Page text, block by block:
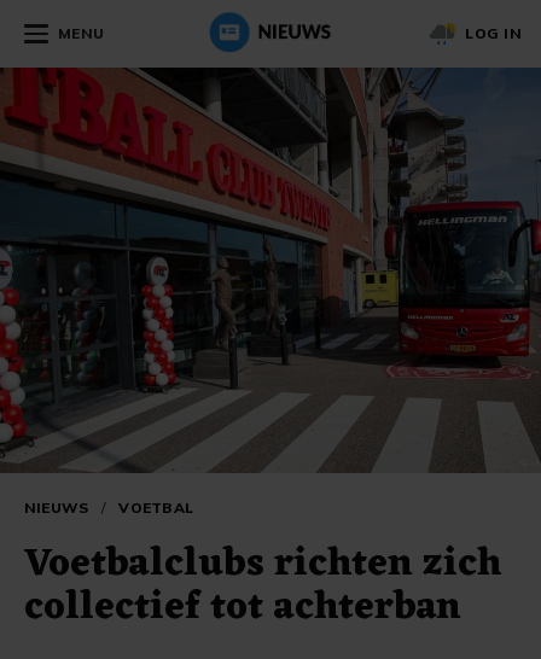
MENU LOG IN
NIEUWS / VOETBAL
Voetbalclubs richten zich
collectief tot achterban